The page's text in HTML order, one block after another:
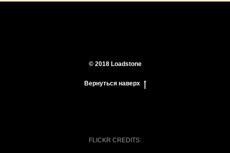
© 2018 Loadstone
Вернуться наверх
FLICKR CREDITS: